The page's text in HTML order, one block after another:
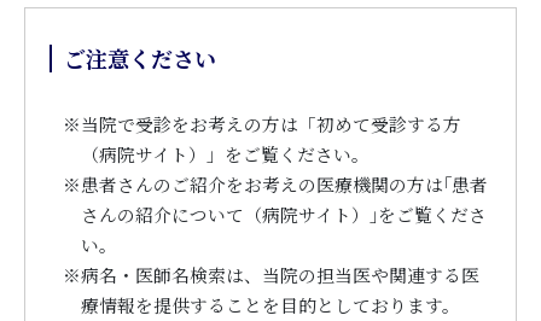
ご注意ください
※当院で受診をお考えの方は「初めて受診する方
（病院サイト）」をご覧ください。
※患者さんのご紹介をお考えの医療機関の方は｢患者
さんの紹介について（病院サイト）｣をご覧くださ
い。
※病名・医師名検索は、当院の担当医や関連する医
療情報を提供することを目的としております。